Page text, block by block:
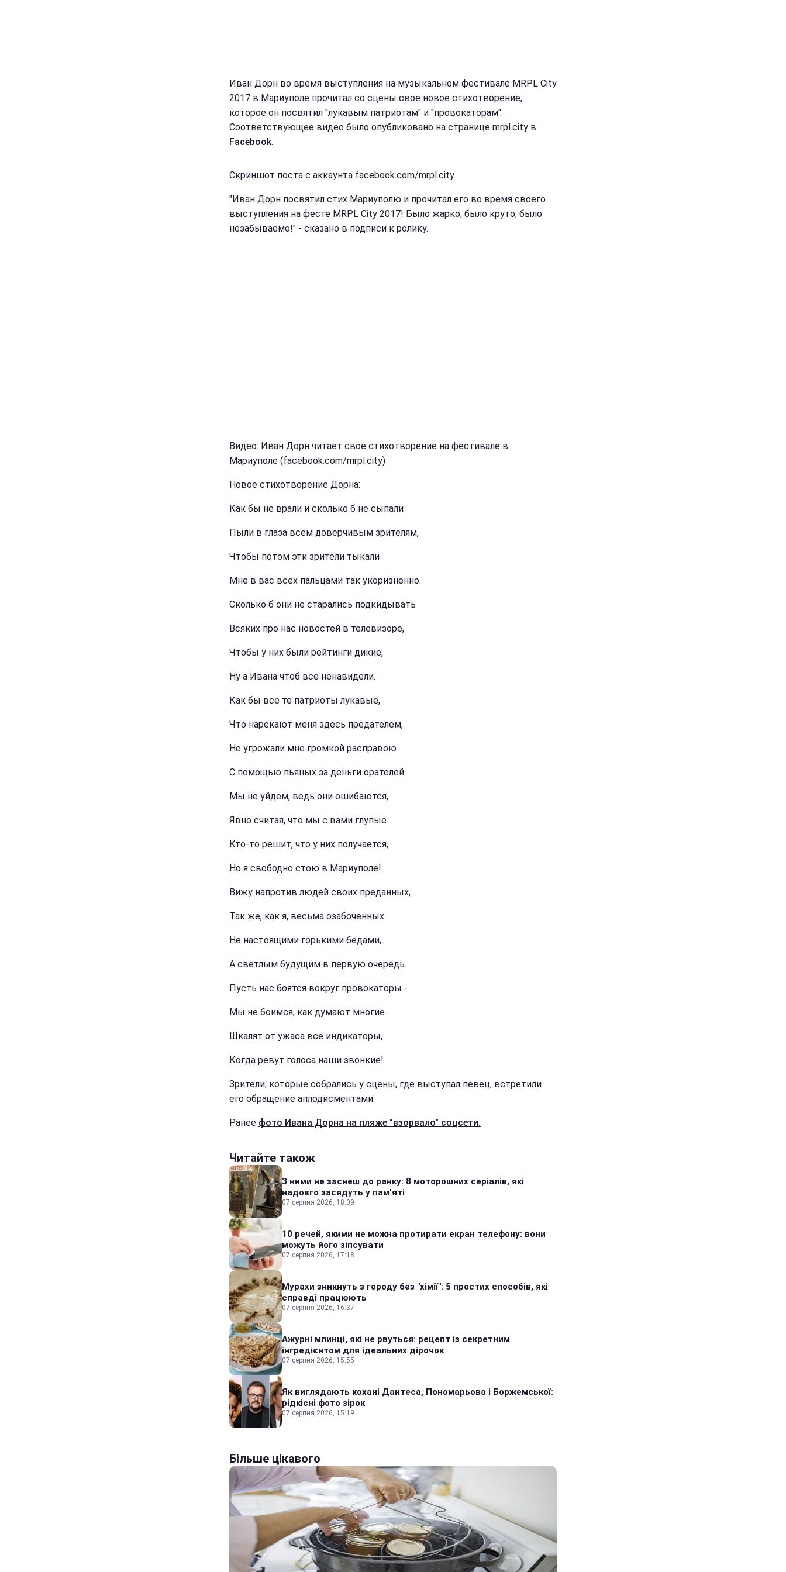
Иван Дорн во время выступления на музыкальном фестивале MRPL City
2017 в Мариуполе прочитал со сцены свое новое стихотворение,
которое он посвятил "лукавым патриотам" и "провокаторам".
Соответствующее видео было опубликовано на странице mrpl.city в
Facebook.
Скриншот поста с аккаунта facebook.com/mrpl.city
"Иван Дорн посвятил стих Мариуполю и прочитал его во время своего
выступления на фесте MRPL City 2017! Было жарко, было круто, было
незабываемо!" - сказано в подписи к ролику.
Видео: Иван Дорн читает свое стихотворение на фестивале в
Мариуполе (facebook.com/mrpl.city)
Новое стихотворение Дорна:
Как бы не врали и сколько б не сыпали
Пыли в глаза всем доверчивым зрителям,
Чтобы потом эти зрители тыкали
Мне в вас всех пальцами так укоризненно.
Сколько б они не старались подкидывать
Всяких про нас новостей в телевизоре,
Чтобы у них были рейтинги дикие,
Ну а Ивана чтоб все ненавидели.
Как бы все те патриоты лукавые,
Что нарекают меня здесь предателем,
Не угрожали мне громкой расправою
С помощью пьяных за деньги орателей.
Мы не уйдем, ведь они ошибаются,
Явно считая, что мы с вами глупые.
Кто-то решит, что у них получается,
Но я свободно стою в Мариуполе!
Вижу напротив людей своих преданных,
Так же, как я, весьма озабоченных
Не настоящими горькими бедами,
А светлым будущим в первую очередь.
Пусть нас боятся вокруг провокаторы -
Мы не боимся, как думают многие.
Шкалят от ужаса все индикаторы,
Когда ревут голоса наши звонкие!
Зрители, которые собрались у сцены, где выступал певец, встретили
его обращение аплодисментами.
Ранее фото Ивана Дорна на пляже "взорвало" соцсети.
Читайте також
З ними не заснеш до ранку: 8 моторошних серіалів, які
надовго засядуть у пам'яті
07 серпня 2026, 18:09
10 речей, якими не можна протирати екран телефону: вони
можуть його зіпсувати
07 серпня 2026, 17:18
Мурахи зникнуть з городу без "хімії": 5 простих способів, які
справді працюють
07 серпня 2026, 16:37
Ажурні млинці, які не рвуться: рецепт із секретним
інгредієнтом для ідеальних дірочок
07 серпня 2026, 15:55
Як виглядають кохані Дантеса, Пономарьова і Боржемської:
рідкісні фото зірок
07 серпня 2026, 15:19
Більше цікавого